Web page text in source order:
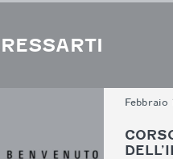
Febbraio